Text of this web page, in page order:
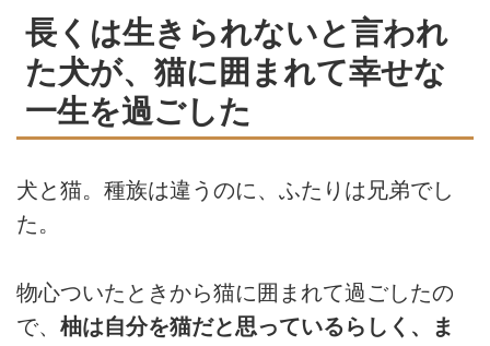
長くは生きられないと言われ
た犬が、猫に囲まれて幸せな
一生を過ごした
犬と猫。種族は違うのに、ふたりは兄弟でし
た。
物心ついたときから猫に囲まれて過ごしたの
で、 柚は自分を猫だと思っているらしく、ま